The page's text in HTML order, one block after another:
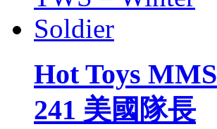
Hot Toys MMS
241 美國隊長